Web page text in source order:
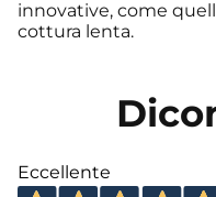
innovative, come
cottura lenta.
Eccellente